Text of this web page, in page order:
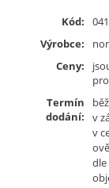
Kód:
Výrobce:
Ceny:
Termín
dodání:
v
v